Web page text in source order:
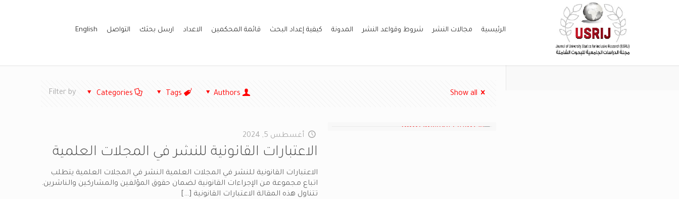
الرئيسية مجالات النشر شروط وقواعد النشر المدونة كيفية إعداد البحث قائمة المحكمين الاعداد ارسل بحثك التواصل English
Filter by Categories Tags Authors Show all
أغسطس 5, 2024
الاعتبارات القانونية للنشر في المجلات العلمية
الاعتبارات القانونية للنشر في المجلات العلمية النشر في المجلات العلمية يتطلب
اتباع مجموعة من الإجراءات القانونية لضمان حقوق المؤلفين والمشاركين والناشرين.
تتناول هذه المقالة الاعتبارات القانونية […]